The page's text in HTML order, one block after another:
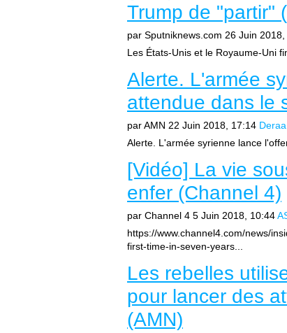
Trump de "partir"
par Sputniknews.com 26 Juin 2018,
Les États-Unis et le Royaume-Uni
Alerte. L'armée
attendue dans le
par AMN 22 Juin 2018, 17:14 Deraa
Alerte. L'armée syrienne lance
[Vidéo] La vie
enfer (Channel 4)
par Channel 4 5 Juin 2018, 10:44
https://www.channel4.com/news/
first-time-in-seven-years...
Les rebelles
pour lancer des
(AMN)